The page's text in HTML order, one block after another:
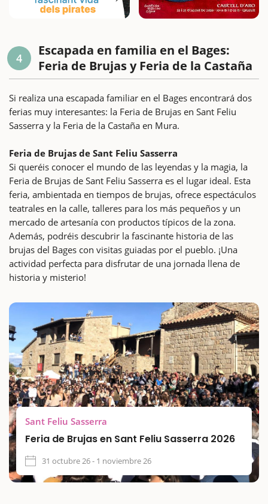
4
Escapada en familia en el Bages:
Feria de Brujas y Feria de la Castaña
Si realiza una escapada familiar en el Bages encontrará dos
ferias muy interesantes: la Feria de Brujas en Sant Feliu
Sasserra y la Feria de la Castaña en Mura.
Feria de Brujas de Sant Feliu Sasserra
Si queréis conocer el mundo de las leyendas y la magia, la
Feria de Brujas de Sant Feliu Sasserra es el lugar ideal. Esta
feria, ambientada en tiempos de brujas, ofrece espectáculos
teatrales en la calle, talleres para los más pequeños y un
mercado de artesanía con productos típicos de la zona.
Además, podréis descubrir la fascinante historia de las
brujas del Bages con visitas guiadas por el pueblo. ¡Una
actividad perfecta para disfrutar de una jornada llena de
historia y misterio!
Sant Feliu Sasserra
Feria de Brujas en Sant Feliu Sasserra 2026
31 octubre 26 - 1 noviembre 26